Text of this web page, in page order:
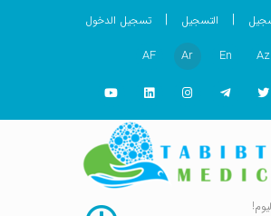
| التسجيل | تسجيل الدخول
Az
En
Ar
AF